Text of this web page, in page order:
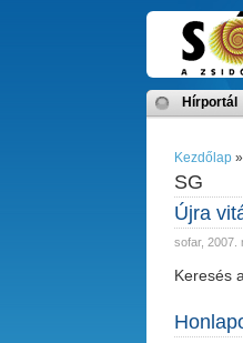
Hírportál
Kezdőlap »
SG
Újra
sofar, 2007.
Keresés